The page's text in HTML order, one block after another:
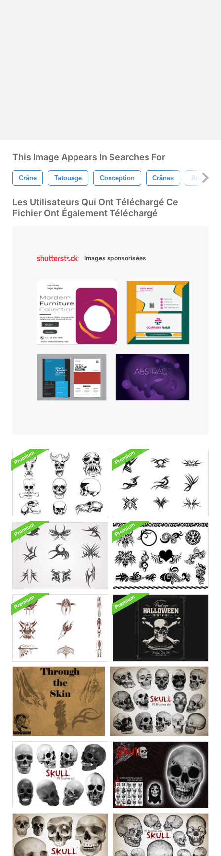
This Image Appears In Searches For
Crâne Tatouage Conception Crânes Abstrait
Les Utilisateurs Qui Ont Téléchargé Ce
Fichier Ont Également Téléchargé
Images sponsorisées